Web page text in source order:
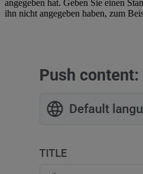
angegeben hat. Geben Sie einen
ihn nicht angegeben haben, zum